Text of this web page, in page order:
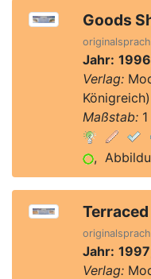
Goods
Jahr: 1996
Verlag:
Königreich)
Maßstab:1
,
Jahr: 1997
Verlag: